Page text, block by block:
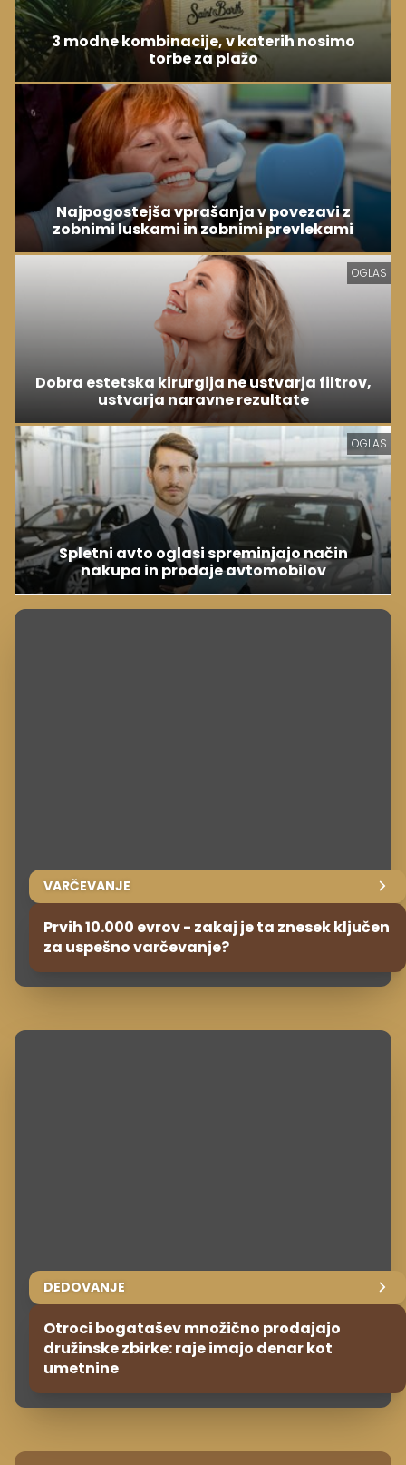
3 modne kombinacije, v katerih nosimo
torbe za plažo
Najpogostejša vprašanja v povezavi z
zobnimi luskami in zobnimi prevlekami
OGLAS
Dobra estetska kirurgija ne ustvarja filtrov,
ustvarja naravne rezultate
OGLAS
Spletni avto oglasi spreminjajo način
nakupa in prodaje avtomobilov
VARČEVANJE
Prvih 10.000 evrov - zakaj je ta znesek ključen
za uspešno varčevanje?
DEDOVANJE
Otroci bogatašev množično prodajajo
družinske zbirke: raje imajo denar kot
umetnine